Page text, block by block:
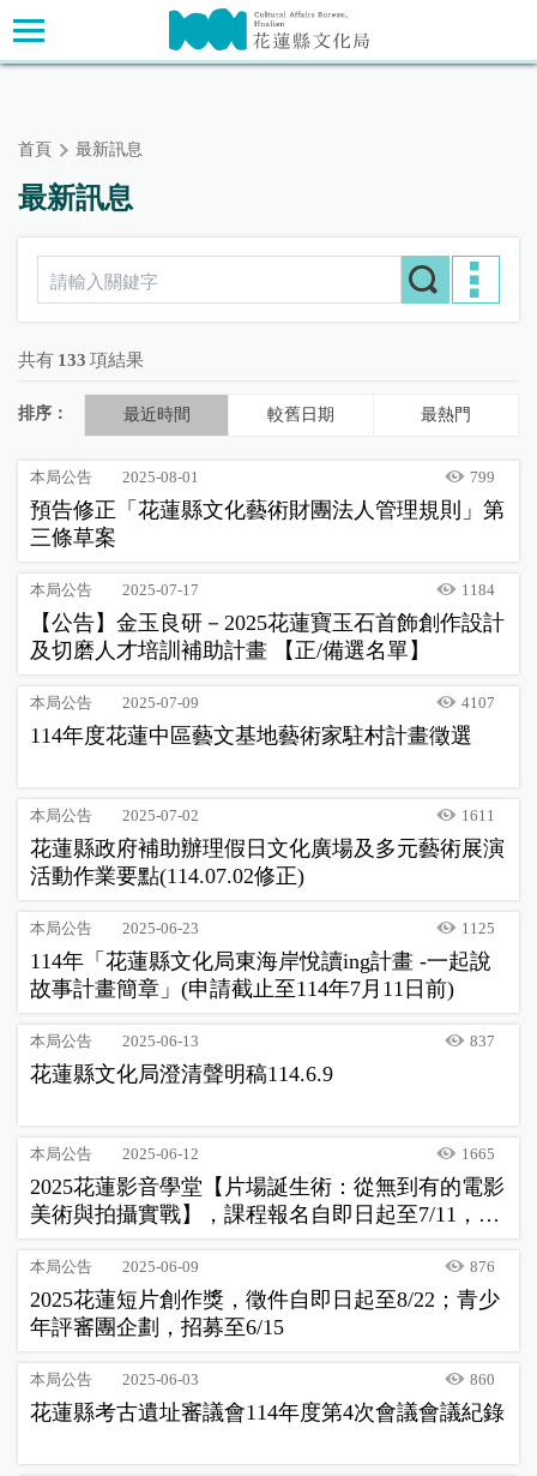
跳
到
主
主要內容區塊
首頁 最新訊息
最新訊息
共有 133 項結果
排序： 最近時間 較舊日期 最熱門
本局公告 2025-08-01 799
預告修正「花蓮縣文化藝術財團法人管理規則」第
三條草案
本局公告 2025-07-17 1184
【公告】金玉良研－2025花蓮寶玉石首飾創作設計
及切磨人才培訓補助計畫 【正/備選名單】
本局公告 2025-07-09 4107
114年度花蓮中區藝文基地藝術家駐村計畫徵選
本局公告 2025-07-02 1611
花蓮縣政府補助辦理假日文化廣場及多元藝術展演
活動作業要點(114.07.02修正)
本局公告 2025-06-23 1125
114年「花蓮縣文化局東海岸悅讀ing計畫 -一起說
故事計畫簡章」(申請截止至114年7月11日前)
本局公告 2025-06-13 837
花蓮縣文化局澄清聲明稿114.6.9
本局公告 2025-06-12 1665
2025花蓮影音學堂【片場誕生術：從無到有的電影
美術與拍攝實戰】，課程報名自即日起至7/11，歡
迎報名！
本局公告 2025-06-09 876
2025花蓮短片創作獎，徵件自即日起至8/22；青少
年評審團企劃，招募至6/15
本局公告 2025-06-03 860
花蓮縣考古遺址審議會114年度第4次會議會議紀錄